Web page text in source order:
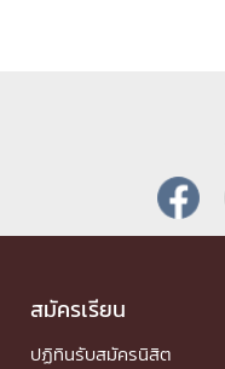
สมัครเรียน
ปฏิทินรับสมัครนิสิต